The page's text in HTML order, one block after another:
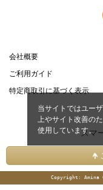
会社概要
ご利用ガイド
特定商取引に基づく表示
スマ
Copyright:
当サイトではユー
上やサイト改善の
使用しています。